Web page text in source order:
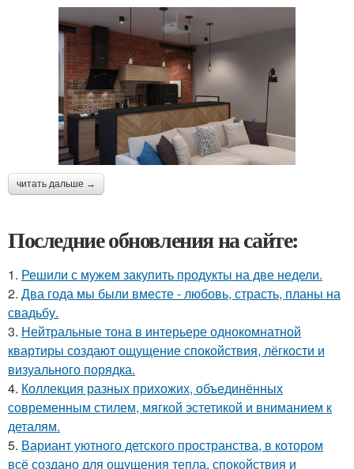
читать дальше →
Последние обновления на сайте:
1. Решили с мужем закупить продукты на две недели.
2. Два года мы были вместе - любовь, страсть, планы на
свадьбу.
3. Нейтральные тона в интерьере однокомнатной
квартиры создают ощущение спокойствия, лёгкости и
визуального порядка.
4. Коллекция разных прихожих, объединённых
современным стилем, мягкой эстетикой и вниманием к
деталям.
5. Вариант уютного детского пространства, в котором
всё создано для ощущения тепла, спокойствия и